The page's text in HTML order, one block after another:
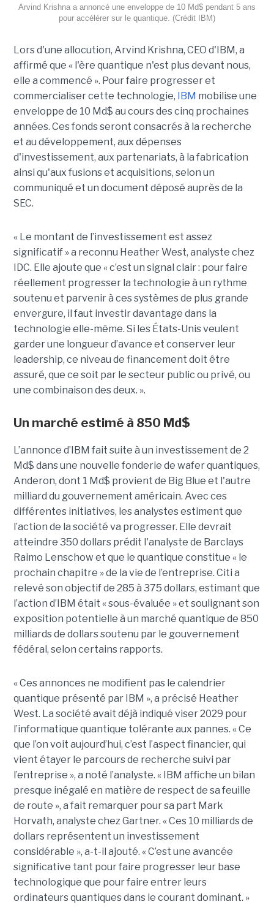
Arvind Krishna a annoncé une enveloppe de 10 Md$ pendant 5 ans
pour accélérer sur le quantique. (Crédit IBM)
Lors d'une allocution, Arvind Krishna, CEO d'IBM, a
affirmé que « l'ère quantique n'est plus devant nous,
elle a commencé ». Pour faire progresser et
commercialiser cette technologie, IBM mobilise une
enveloppe de 10 Md$ au cours des cinq prochaines
années. Ces fonds seront consacrés à la recherche
et au développement, aux dépenses
d'investissement, aux partenariats, à la fabrication
ainsi qu'aux fusions et acquisitions, selon un
communiqué et un document déposé auprès de la
SEC.
« Le montant de l’investissement est assez
significatif » a reconnu Heather West, analyste chez
IDC. Elle ajoute que « c’est un signal clair : pour faire
réellement progresser la technologie à un rythme
soutenu et parvenir à ces systèmes de plus grande
envergure, il faut investir davantage dans la
technologie elle-même. Si les États-Unis veulent
garder une longueur d’avance et conserver leur
leadership, ce niveau de financement doit être
assuré, que ce soit par le secteur public ou privé, ou
une combinaison des deux. ».
Un marché estimé à 850 Md$
L’annonce d’IBM fait suite à un investissement de 2
Md$ dans une nouvelle fonderie de wafer quantiques,
Anderon, dont 1 Md$ provient de Big Blue et l'autre
milliard du gouvernement américain. Avec ces
différentes initiatives, les analystes estiment que
l’action de la société va progresser. Elle devrait
atteindre 350 dollars prédit l'analyste de Barclays
Raimo Lenschow et que le quantique constitue « le
prochain chapitre » de la vie de l’entreprise. Citi a
relevé son objectif de 285 à 375 dollars, estimant que
l’action d’IBM était « sous-évaluée » et soulignant son
exposition potentielle à un marché quantique de 850
milliards de dollars soutenu par le gouvernement
fédéral, selon certains rapports.
« Ces annonces ne modifient pas le calendrier
quantique présenté par IBM », a précisé Heather
West. La société avait déjà indiqué viser 2029 pour
l’informatique quantique tolérante aux pannes. « Ce
que l’on voit aujourd’hui, c’est l’aspect financier, qui
vient étayer le parcours de recherche suivi par
l’entreprise », a noté l’analyste. « IBM affiche un bilan
presque inégalé en matière de respect de sa feuille
de route », a fait remarquer pour sa part Mark
Horvath, analyste chez Gartner. « Ces 10 milliards de
dollars représentent un investissement
considérable », a-t-il ajouté. « C’est une avancée
significative tant pour faire progresser leur base
technologique que pour faire entrer leurs
ordinateurs quantiques dans le courant dominant. »